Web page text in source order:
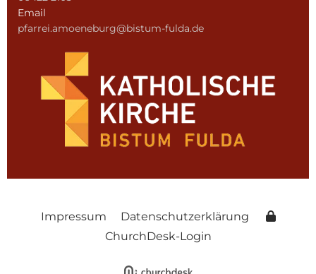
Email
pfarrei.amoeneburg@bistum-fulda.de
Impressum
Datenschutzerklärung
ChurchDesk-Login